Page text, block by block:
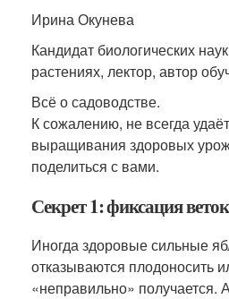
Ирина Окунева
Кандидат биологических
растениях, лектор, автор
Всё о садоводстве.
К сожалению, не всегда
выращивания здоровых
поделиться с вами.
Секрет 1: фиксация
Иногда здоровые сильные
отказываются плодоносить
«неправильно» получается.